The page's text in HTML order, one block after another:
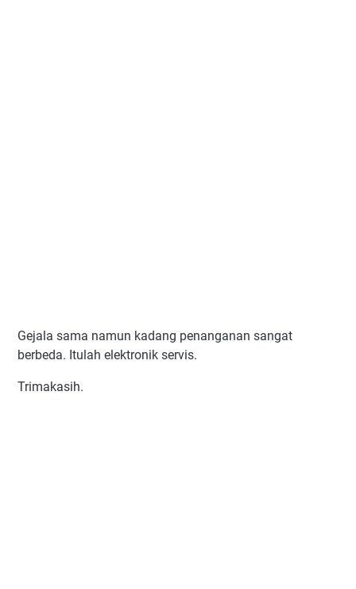
Gejala sama namun kadang penanganan sangat
berbeda. Itulah elektronik servis.
Trimakasih.